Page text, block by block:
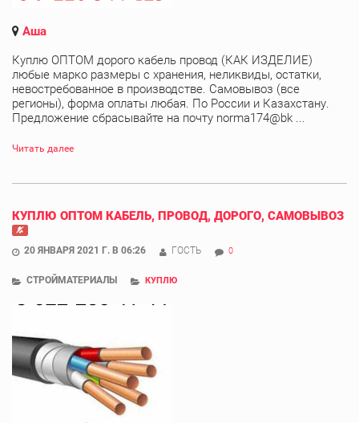
Аша
Куплю ОПТОМ дорого кабель провод (КАК ИЗДЕЛИЕ)
любые марко размеры с хранения, неликвиды, остатки,
невостребованное в производстве. Самовывоз (все
регионы), форма оплаты любая. По России и Казахстану.
Предложение сбрасывайте на почту norma174@bk ...
Читать далее
КУПЛЮ ОПТОМ КАБЕЛЬ, ПРОВОД, ДОРОГО, САМОВЫВОЗ
20 ЯНВАРЯ 2021 Г. В 06:26 ГОСТЬ 0
СТРОЙМАТЕРИАЛЫ КУПЛЮ